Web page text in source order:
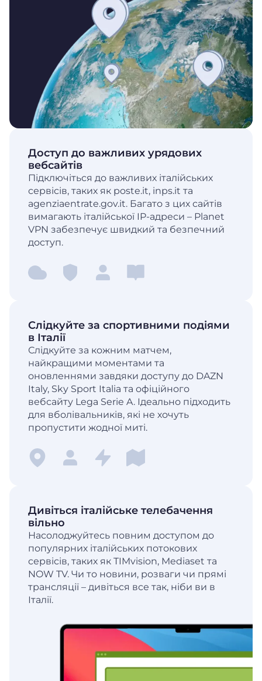
Доступ до важливих урядових
вебсайтів
Підключіться до важливих італійських
сервісів, таких як poste.it, inps.it та
agenziaentrate.gov.it. Багато з цих сайтів
вимагають італійської IP-адреси – Planet
VPN забезпечує швидкий та безпечний
доступ.
Слідкуйте за спортивними подіями
в Італії
Слідкуйте за кожним матчем,
найкращими моментами та
оновленнями завдяки доступу до DAZN
Italy, Sky Sport Italia та офіційного
вебсайту Lega Serie A. Ідеально підходить
для вболівальників, які не хочуть
пропустити жодної миті.
Дивіться італійське телебачення
вільно
Насолоджуйтесь повним доступом до
популярних італійських потокових
сервісів, таких як TIMvision, Mediaset та
NOW TV. Чи то новини, розваги чи прямі
трансляції – дивіться все так, ніби ви в
Італії.